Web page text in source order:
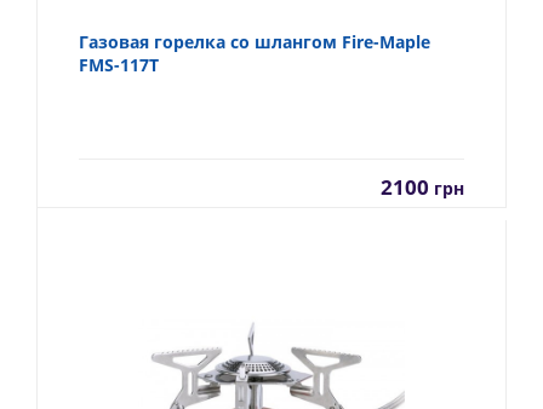
Газовая горелка со шлангом Fire-Maple
FMS-117T
2100 грн